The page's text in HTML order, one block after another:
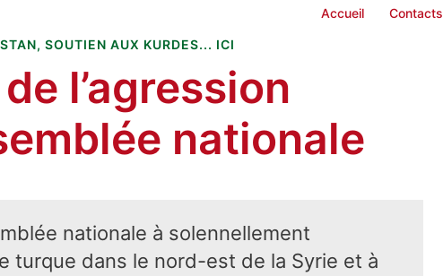
Accueil Contacts
, SOUTIEN AUX KURDES... ICI
l’agression
nationale
nationale à solennellement
turque dans le nord-est de la Syrie et à